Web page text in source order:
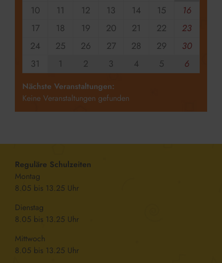
10
11 12 13 14 15
16
17
18 19 20 21 22
23
24
25 26 27 28 29
30
31
1 2 3 4 5 6
Nächste Veranstaltungen:
Keine Veranstaltungen gefunden
Reguläre Schulzeiten
Montag
8.05 bis 13.25 Uhr
Dienstag
8.05 bis 13.25 Uhr
Mittwoch
8.05 bis 13.25 Uhr